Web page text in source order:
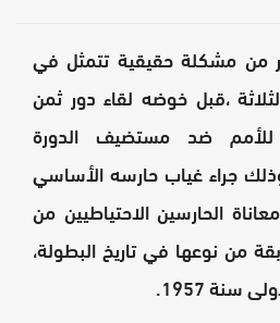
من مشكلة حقيقية تتمثل في
،قبل خوضه لقاء دور ثمن
للأمم ضد مستضيف الدورة
وذلك جراء غياب حارسه الأساسي
الحارسين الاحتياطيين من
من نوعها في تاريخ البطولة،
سنة 1957.